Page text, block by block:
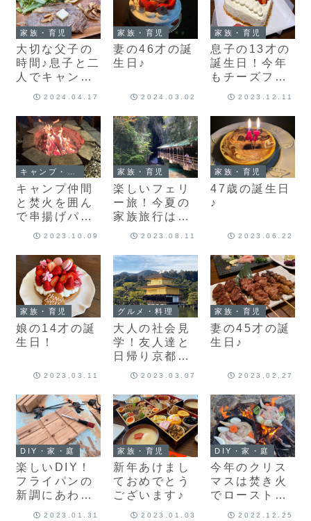
てきました♪
家族・育児
大切な父子の
時間♪息子と二
人でキャンプ
2024.04.17
家族・育児
妻の46才の誕
生日♪
2024.03.02
家族・育児
息子の13才の
誕生日！今年
もチーズフォ
2023.12.11
キャンプ仲間
と焚火を囲ん
で串揚げパー
ティ♪2023.10.09
家族・育児
楽しいフェリ
ー旅！今夏の
家族旅行は中
国地方を満喫
2023.08.11
家族・育児
47歳の誕生日
♪
2023.06.22
家族・育児
娘の14才の誕
生日！
2023.03.11
グルメ・料理
大人の社会見
学！友人達と
日帰り京都観
光に行ってき
2023.03.07
家族・育児
妻の45才の誕
生日♪
2023.02.27
DIY・家・庭
楽しいDIY！
フライパンの
新調にあわせ
2023.01.31
家族・育児
新年あけまし
ておめでとう
ございます♪
2023.01.03
DIY・家・庭
今年のクリス
マスは焚き火
でローストチ
2022.12.25